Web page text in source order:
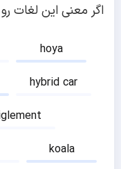
اگر معنی این لغات
hoya
hybrid car
koala